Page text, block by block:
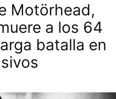
Motörhead,
a los 64
batalla en